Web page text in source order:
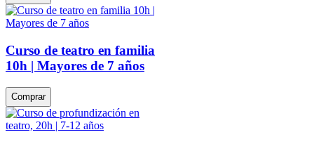
Curso de teatro en familia
10h | Mayores de 7 años
Comprar